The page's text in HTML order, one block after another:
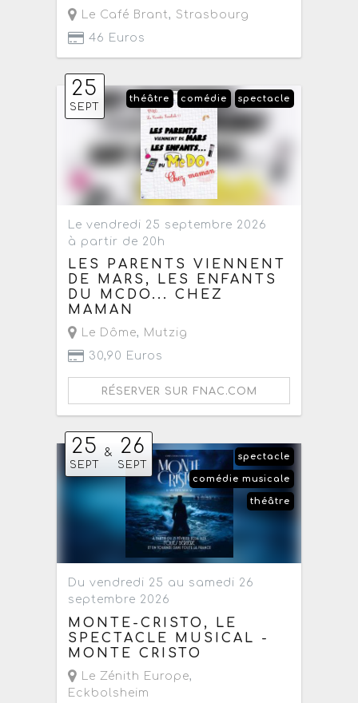
Le Café Brant, Strasbourg
46 Euros
25
SEPT
spectacle
comédie
théâtre
Le vendredi 25 septembre 2026
à partir de 20h
LES PARENTS VIENNENT
DE MARS, LES ENFANTS
DU MCDO... CHEZ
MAMAN
Le Dôme, Mutzig
30,90 Euros
RÉSERVER SUR FNAC.COM
25
SEPT
& 26
SEPT
spectacle
comédie musicale
théâtre
Du vendredi 25 au samedi 26
septembre 2026
MONTE-CRISTO, LE
SPECTACLE MUSICAL -
MONTE CRISTO
Le Zénith Europe,
Eckbolsheim